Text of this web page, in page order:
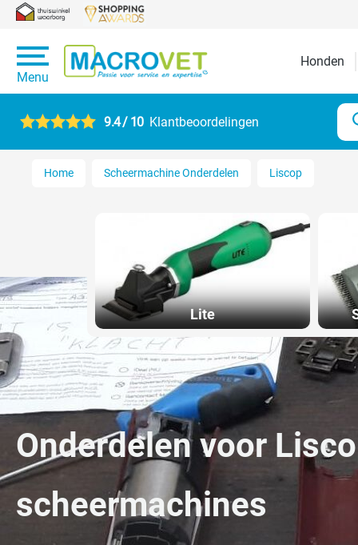
Menu
Honden
9.4 / 10 Klantbeoordelingen
Home Scheermachine Onderdelen Liscop
Onderdelen voor
scheermachines
Lite